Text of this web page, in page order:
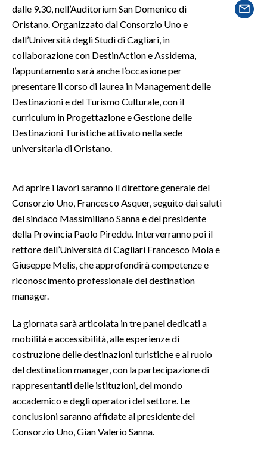
SALUTE
SARDEGNA TURISMO
NOTIZIE
EVENTI
#CARAUNIONE
INSULARITÀ
INFO AZIENDE
ABBONATI
ANNUNCI
SPIAGGE
STORE
dalle 9.30, nell’Auditorium San Domenico di
Oristano. Organizzato dal Consorzio Uno e
dall’Università degli Studi di Cagliari, in
collaborazione con DestinAction e Assidema,
l’appuntamento sarà anche l’occasione per
presentare il corso di laurea in Management delle
Destinazioni e del Turismo Culturale, con il
curriculum in Progettazione e Gestione delle
Destinazioni Turistiche attivato nella sede
universitaria di Oristano.
Ad aprire i lavori saranno il direttore generale del
Consorzio Uno, Francesco Asquer, seguito dai saluti
del sindaco Massimiliano Sanna e del presidente
della Provincia Paolo Pireddu. Interverranno poi il
rettore dell’Università di Cagliari Francesco Mola e
Giuseppe Melis, che approfondirà competenze e
riconoscimento professionale del destination
manager.
La giornata sarà articolata in tre panel dedicati a
mobilità e accessibilità, alle esperienze di
costruzione delle destinazioni turistiche e al ruolo
del destination manager, con la partecipazione di
rappresentanti delle istituzioni, del mondo
accademico e degli operatori del settore. Le
conclusioni saranno affidate al presidente del
Consorzio Uno, Gian Valerio Sanna.